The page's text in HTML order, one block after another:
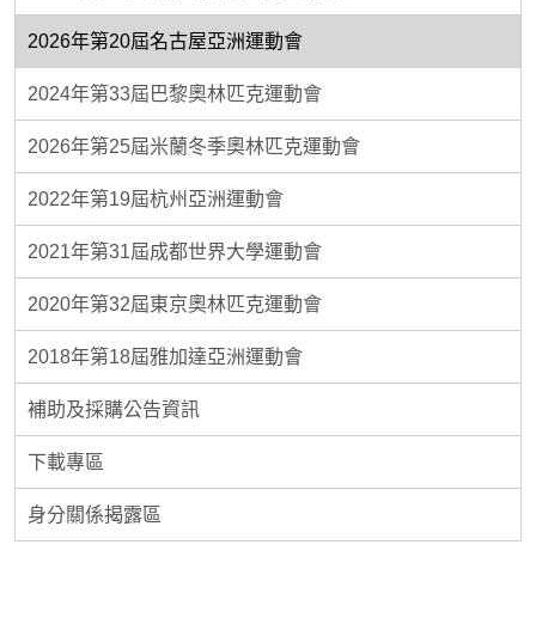
2026年第20屆名古屋亞洲運動會
2024年第33屆巴黎奧林匹克運動會
2026年第25屆米蘭冬季奧林匹克運動會
2022年第19屆杭州亞洲運動會
2021年第31屆成都世界大學運動會
2020年第32屆東京奧林匹克運動會
2018年第18屆雅加達亞洲運動會
補助及採購公告資訊
下載專區
身分關係揭露區